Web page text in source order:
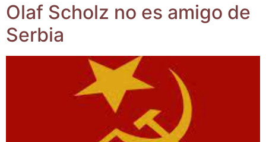
Olaf Scholz no es ami­go de
Serbia